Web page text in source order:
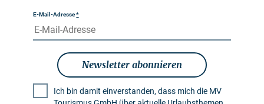
E-Mail-Adresse*
Newsletter abonnieren
Ich bin damit einverstanden, dass mich die MV